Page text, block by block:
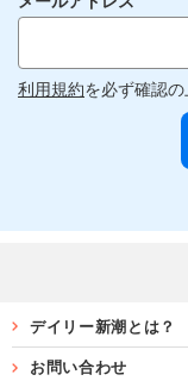
利用規約を必ず確認の
デイリー新潮とは？
お問い合わせ